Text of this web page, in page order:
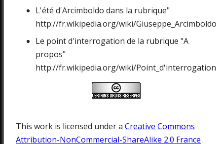
L'été d'Arcimboldo dans la rubrique"
http://fr.wikipedia.org/wiki/Giuseppe_Arcimboldo
Le point d'interrogation de la rubrique "A
propos"
http://fr.wikipedia.org/wiki/Point_d'interrogation
This work is licensed under a Creative Commons
Attribution-NonCommercial-ShareAlike 2.0 France